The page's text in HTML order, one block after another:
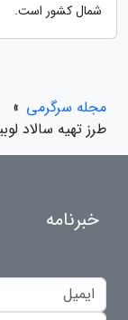
شمال کشور است.
مجله سرگرمی »
طرز تهیه سالاد
خبرنامه